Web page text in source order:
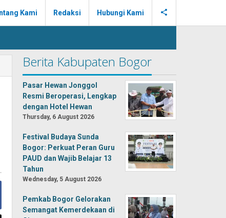
Kami Redaksi Hubungi Kami
Berita Kabupaten Bogor
Pasar Hewan Jonggol
Resmi Beroperasi, Lengkap
dengan Hotel Hewan
Thursday, 6 August 2026
Festival Budaya Sunda
Bogor: Perkuat Peran Guru
PAUD dan Wajib Belajar 13
Tahun
Wednesday, 5 August 2026
Pemkab Bogor Gelorakan
Semangat Kemerdekaan di